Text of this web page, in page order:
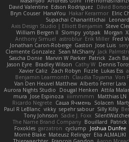
David Valentine Edson Rodriguez Dávid
Bryn Couser HanaYou Hakar Kerarmor Elric
Supachai Chanarittichai
Axis Design Studio | Elliott Benjamin Steve
William Bergen II Slompy yotpak Morgan
Anthony Simuel astroblur Erik Miller Fred
Jonathan Caron-Roberge Gaston Jose Luis
Clemente Gonzalez Sean McSharry Jack
Sascha Donie Marvin W Parker Patrick Zach
Jason Eyre Bradley Wilson Cathy W Dennis
Xavier Caliz
Zach Robyn Fizzle Lukas Ess
Benjamin Learmonth Claudia Toyama Von
Van Den Heuvel Matthew Alberto Ferrer Lara
Aurora Nights Studio
Dougal Henken Attila
mura Jose Espinoza iiiimmmm Matthias LN
Ricardo Negrete Саша Ячмень Solacen
Paul R LeBlanc vikky sepehr sabour Silly Killy
Tony Johnson Sadie J. Foxx
The Name Brand Company Bouillard Patrick
Foxokles garzatron cyclump Joshua Dunfee
Mornè Blake Mateusz Relinger Elia ALMALIKI